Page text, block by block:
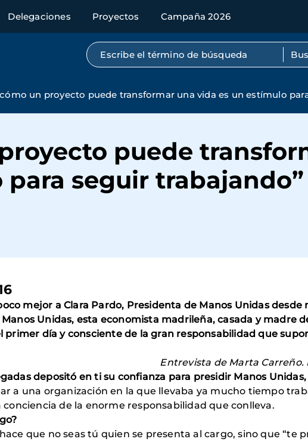
Delegaciones Proyectos Campaña 2026
Búsqueda por texto completo
cómo un proyecto puede transformar una vida es un estímulo
puede
seguir trabajando”
mejor a Clara Pardo, Presidenta de Manos Unidas desde
Unidas, esta economista madrileña, casada y madre
día y consciente de la gran responsabilidad que
Entrevista de Marta
depositó en ti su confianza para presidir Manos
a una organización en la que llevaba ya mucho tiempo
de la enorme responsabilidad que conlleva.
que no seas tú quien se presenta al cargo, sino que “te